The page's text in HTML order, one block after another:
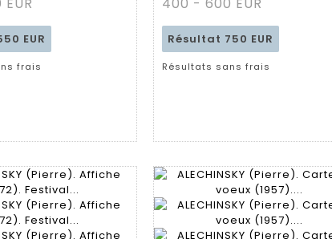
EUR
frais
Résultat 750 EUR
Résultats sans frais